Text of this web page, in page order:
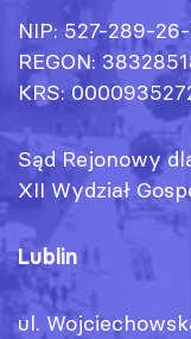
NIP: 527-289-
REGON:
KRS:
Sąd Rejonowy
XII Wydział
Lublin
ul.